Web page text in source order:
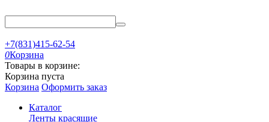
+7(831)415-62-54
0Корзина
Товары в корзине:
Корзина пуста
Корзина Оформить заказ
Каталог
Ленты красящие